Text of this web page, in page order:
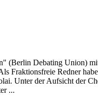
(Berlin Debating Union)
Fraktionsfreie Redner
Unter der Aufsicht der
...